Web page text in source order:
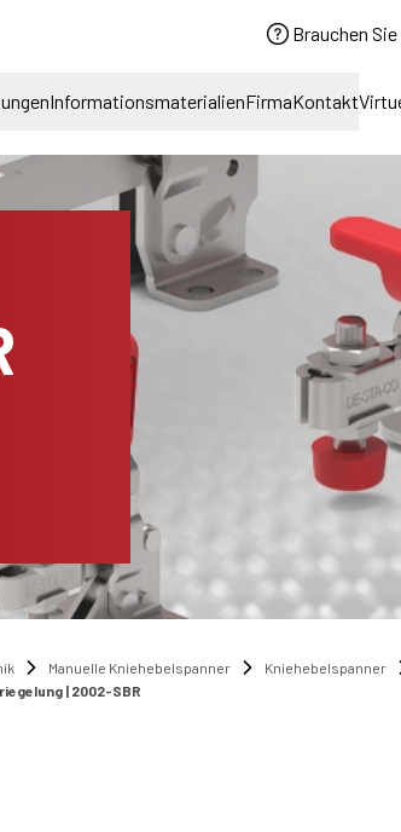
Brauchen
InformationsmaterialienFirmaKontakt
Manuelle Kniehebelspanner Kniehebelspanner
| 2002-SBR